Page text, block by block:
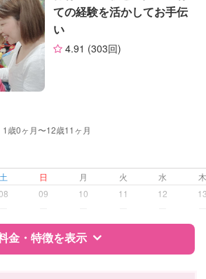
対応可能
自治体届出済ベビーシッター
保育士
幼稚園教諭
子育て経験
対応可否は個別に相談
なし
ての経験を活かしてお手伝
い
4.91 (303回)
1歳0ヶ月〜12歳11ヶ月
土 日 月 火 水
09 10 11 12
金・特徴を表示